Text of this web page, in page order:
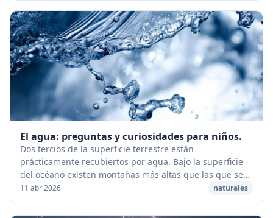
El agua: preguntas y curiosidades para niños.
Dos tercios de la superficie terrestre están
prácticamente recubiertos por agua. Bajo la superficie
del océano existen montañas más altas que las que se
encuentran en los continentes ¿Por qué es salad...
11 abr 2026 naturales